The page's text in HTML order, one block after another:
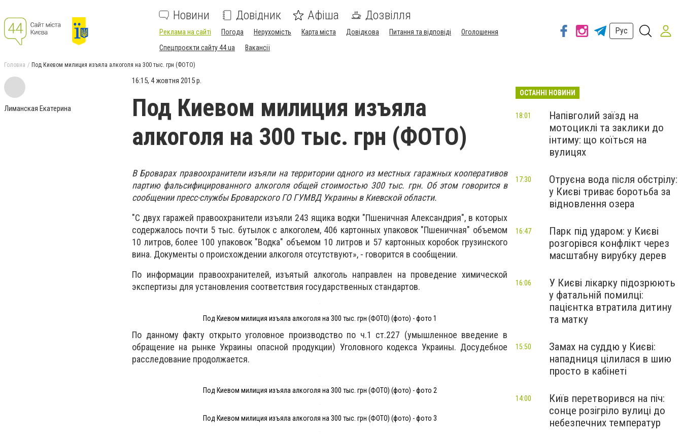
Новини Довідник Афіша Дозвілля
Реклама на сайті Погода Нерухомість Карта міста Довідкова Питання та відповіді
Оголошення
Спецпроєкти сайту 44.ua
Вакансії
Рус
Головна Под Киевом милиция изъяла алкоголя на 300 тыс. грн (ФОТО)
Лиманская Екатерина
16:15, 4 жовтня 2015 р.
Под Киевом милиция изъяла
алкоголя на 300 тыс. грн (ФОТО)
В Броварах правоохранители изъяли на территории одного из местных гаражных кооперативов
партию фальсифицированного алкоголя общей стоимостью 300 тыс. грн. Об этом говорится в
сообщении пресс-службы Броварского ГО ГУМВД Украины в Киевской области.
"С двух гаражей правоохранители изъяли 243 ящика водки "Пшеничная Александрия", в которых
содержалось почти 5 тыс. бутылок с алкоголем, 406 картонных упаковок "Пшеничная" объемом
10 литров, более 100 упаковок "Водка" объемом 10 литров и 57 картонных коробок грузинского
вина. Документы о происхождении алкоголя отсутствуют», - говорится в сообщении.
По информации правоохранителей, изъятый алкоголь направлен на проведение химической
экспертизы для установления соответствия государственных стандартов.
Под Киевом милиция изъяла алкоголя на 300 тыс. грн (ФОТО) (фото) - фото 1
По данному факту открыто уголовное производство по ч.1 ст.227 (умышленное введение в
обращение на рынке Украины опасной продукции) Уголовного кодекса Украины. Досудебное
расследование продолжается.
Под Киевом милиция изъяла алкоголя на 300 тыс. грн (ФОТО) (фото) - фото 2
Под Киевом милиция изъяла алкоголя на 300 тыс. грн (ФОТО) (фото) - фото 3
ОСТАННІ НОВИНИ
Напівголий заїзд на
мотоциклі та заклики до
інтиму: що коїться на
вулицях
18:01
Отруєна вода після обстрілу:
у Києві триває боротьба за
відновлення озера
17:30
Парк під ударом: у Києві
розгорівся конфлікт через
масштабну вирубку дерев
16:47
У Києві лікарку підозрюють
у фатальній помилці:
пацієнтка втратила дитину
та матку
16:06
Замах на суддю у Києві:
нападниця цілилася в шию
просто в кабінеті
15:50
Київ перетворився на піч:
сонце розігріло вулиці до
небезпечних температур
14:00